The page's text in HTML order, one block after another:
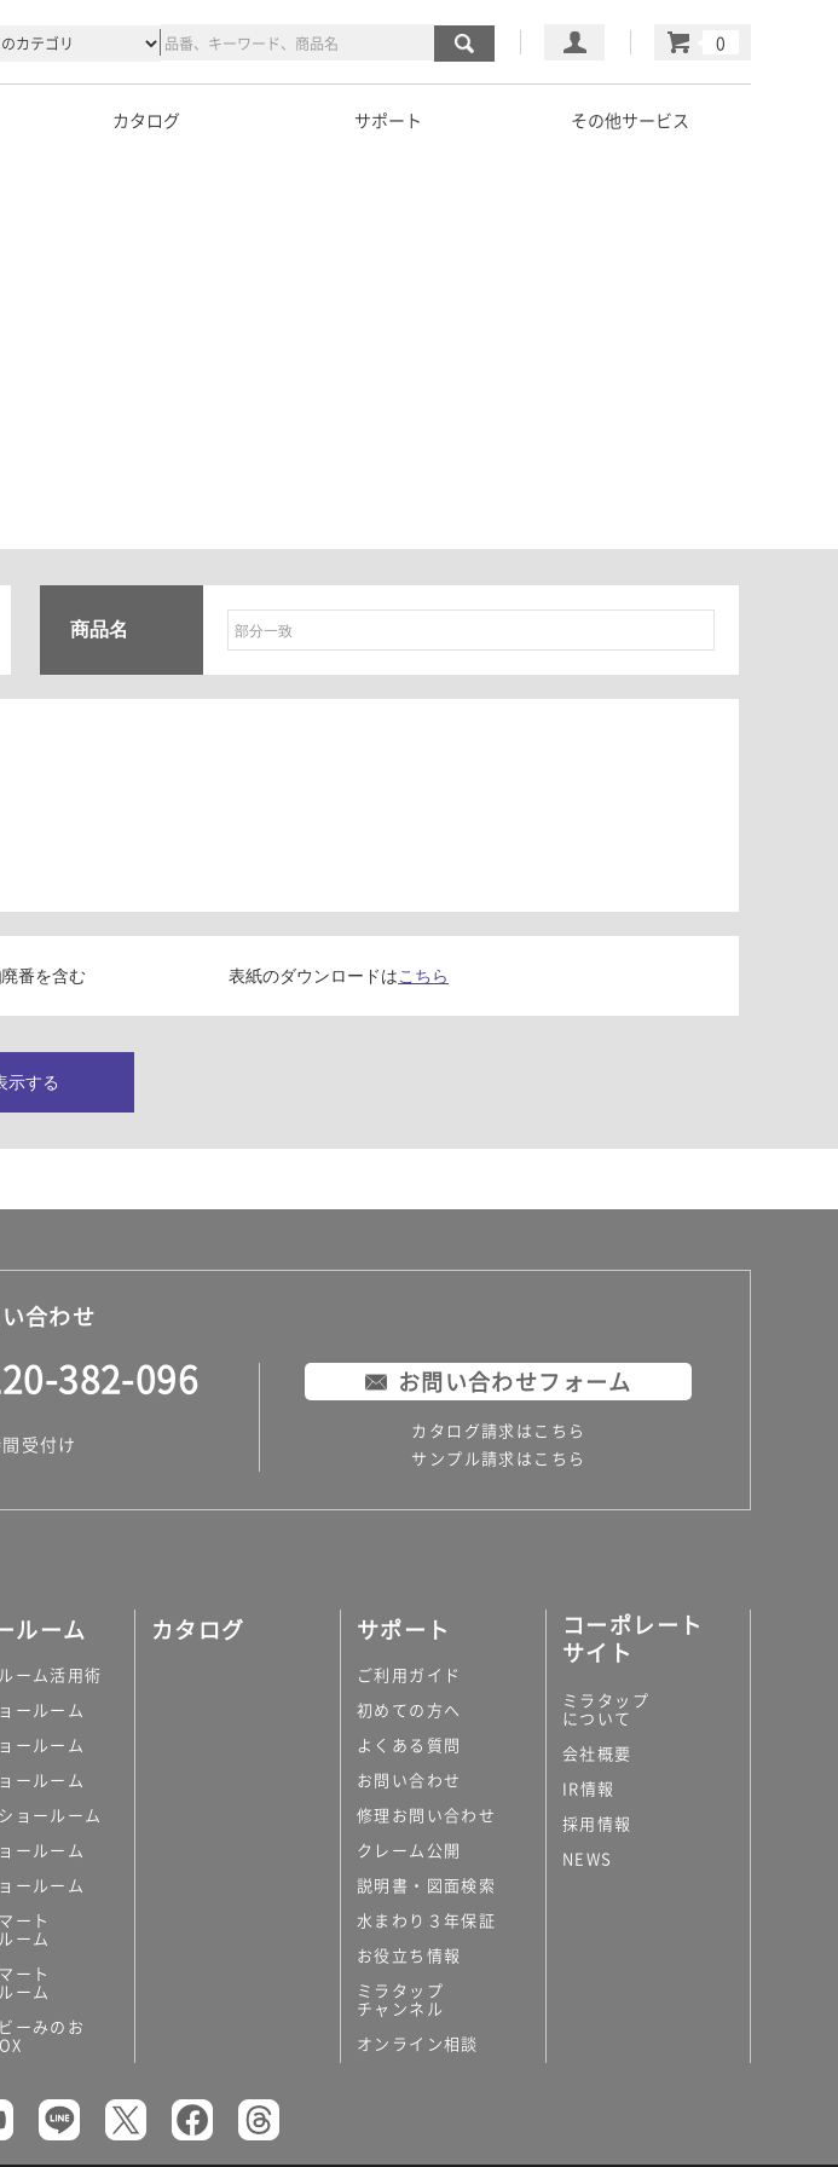
マイページ
カート
カタログ サポート その他サービス
商品名
廃番を含む 表紙のダウンロードはこちら
示する
合わせ
382-096
受付け
お問い合わせフォーム
カタログ請求はこちら
サンプル請求はこちら
ルーム
ーム活用術
ールーム
ールーム
ールーム
ョールーム
ールーム
ールーム
ート
ーム
ート
ーム
ーみのお
カタログ サポート
ご利用ガイド
初めての方へ
よくある質問
お問い合わせ
修理お問い合わせ
クレーム公開
説明書・図面検索
水まわり３年保証
お役立ち情報
ミラタップ
チャンネル
オンライン相談
コーポレート
サイト
ミラタップ
について
会社概要
IR情報
採用情報
NEWS